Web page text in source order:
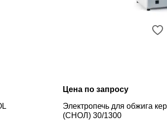
Цена по запросу
Электропечь для обжига
(СНОЛ) 30/1300